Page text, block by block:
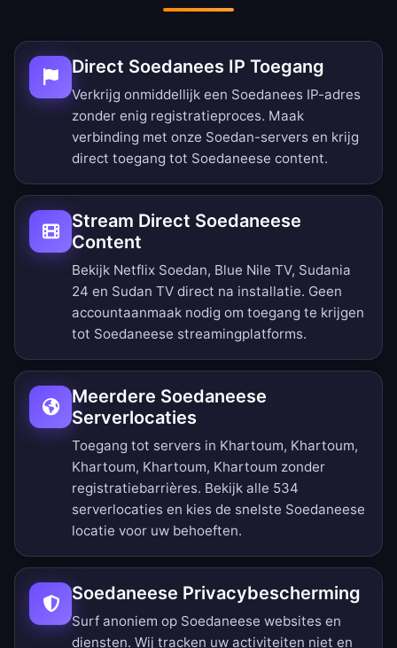
Direct Soedanees IP Toegang
Verkrijg onmiddellijk een Soedanees IP-adres
zonder enig registratieproces. Maak
verbinding met onze Soedan-servers en krijg
direct toegang tot Soedaneese content.
Stream Direct Soedaneese
Content
Bekijk Netflix Soedan, Blue Nile TV, Sudania
24 en Sudan TV direct na installatie. Geen
accountaanmaak nodig om toegang te krijgen
tot Soedaneese streamingplatforms.
Meerdere Soedaneese
Serverlocaties
Toegang tot servers in Khartoum, Khartoum,
Khartoum, Khartoum, Khartoum zonder
registratiebarrières. Bekijk alle 534
serverlocaties en kies de snelste Soedaneese
locatie voor uw behoeften.
Soedaneese Privacybescherming
Surf anoniem op Soedaneese websites en
diensten. Wij tracken uw activiteiten niet en